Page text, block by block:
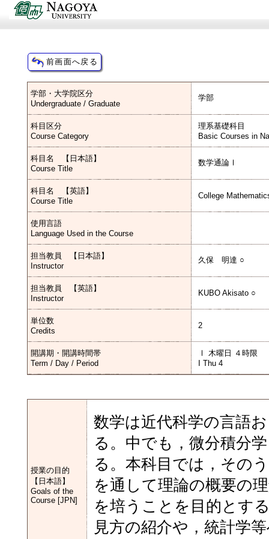
学部・大学院区分
Undergraduate / Graduate
学部
科目区分
Course Category
理系基礎科目
Basic Courses in
科目名 【日本語】
Course Title
数学通論Ⅰ
科目名 【英語】
Course Title
College
使用言語
Language Used in the Course
担当教員 【日本語】
Instructor
久保 明達 ○
担当教員 【英語】
Instructor
KUBO Akisato ○
単位数
Credits
2
開講期・開講時間帯
Term / Day / Period
Ⅰ 木曜日 ４時限
I Thu 4
授業の目的
【日本語】
Goals of the
Course [JPN]
数学は近代科学の言語
る。中でも，微分積分
る。本科目では，その
を通して理論の概要の
を培うことを目的とす
見方の紹介や，統計学